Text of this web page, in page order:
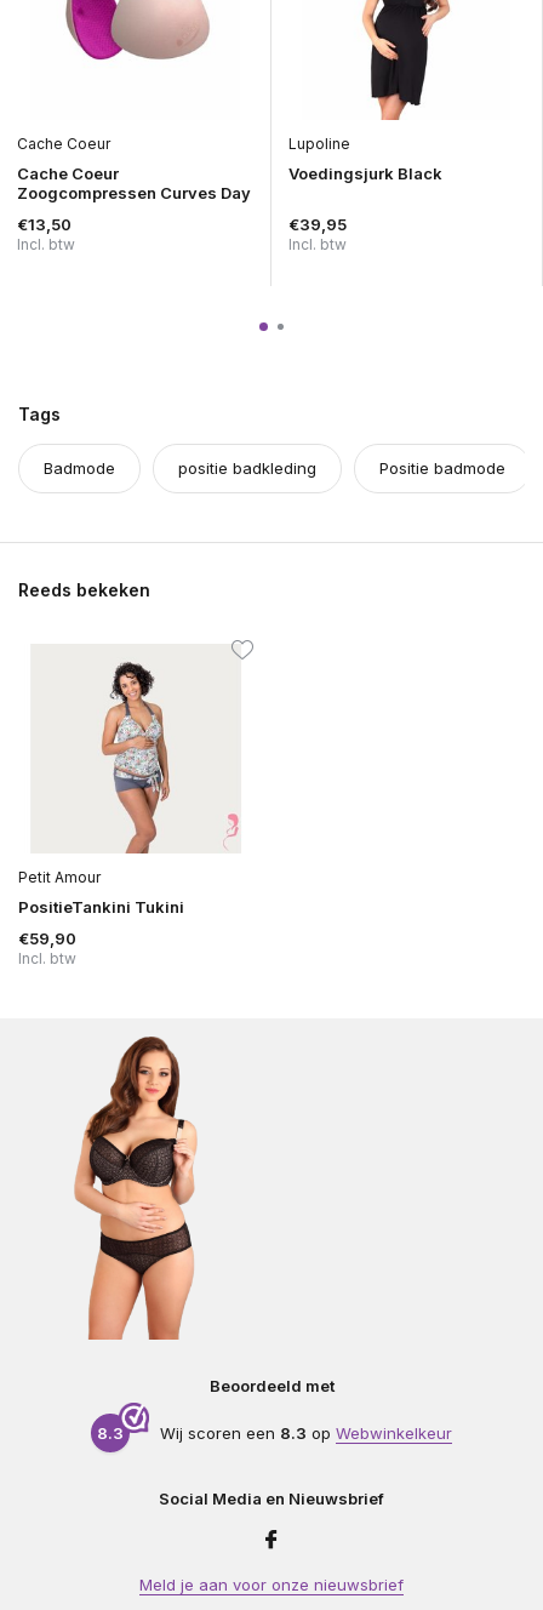
Cache Coeur
Cache Coeur
Zoogcompressen Curves Day
€13,50
Incl. btw
Lupoline
Voedingsjurk Black
€39,95
Incl. btw
Tags
Badmode positie badkleding Positie badmode
Reeds bekeken
Petit Amour
PositieTankini Tukini
€59,90
Incl. btw
Beoordeeld met
8.3 Wij scoren een 8.3 op Webwinkelkeur
Social Media en Nieuwsbrief
Meld je aan voor onze nieuwsbrief